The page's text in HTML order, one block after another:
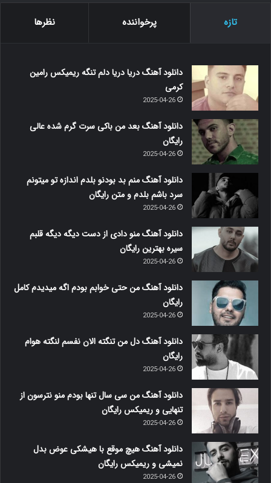
تازه پرخواننده نظرها
دانلود آهنگ دریا دریا دلم تنگه ریمیکس رامین
کرمی
2025-04-26
دانلود آهنگ بعد من باکی سرت گرم شده عالی
رایگان
2025-04-26
دانلود آهنگ منم بد بودنو بلدم اندازه تو میتونم
سرد باشم بلدم و متن رایگان
2025-04-26
دانلود آهنگ منو دادی از دست دیگه دیگه قلبم
سیره بهترین رایگان
2025-04-26
دانلود آهنگ من حتی خوابم بودم اگه میدیدم کامل
رایگان
2025-04-26
دانلود آهنگ دل من تنگته الان نفسم لنگته هوام
رایگان
2025-04-26
دانلود آهنگ من سی سال تنها بودم منو نترسون از
تنهایی و ریمیکس رایگان
2025-04-26
دانلود آهنگ هیچ موقع با هیشکی عوض بدل
نمیشی و ریمیکس رایگان
2025-04-26